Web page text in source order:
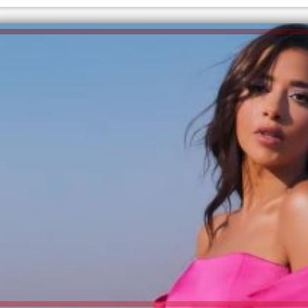
الكاتبة إلهام شرشر تهنئ الرئيس
السيسي بعيد ميلاده وتُشيد بجهوده
في بناء الدولة